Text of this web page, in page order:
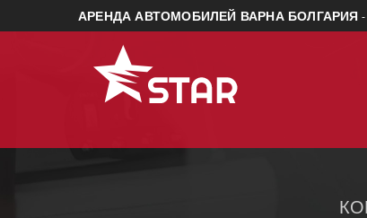
АРЕНДА АВТОМОБИЛЕЙ ВАРНА БОЛГАРИЯ